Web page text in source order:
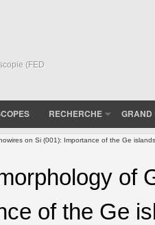
(FED
RECHERCHE GRAND
on Si (001): Importance of the Ge
of
of the Ge